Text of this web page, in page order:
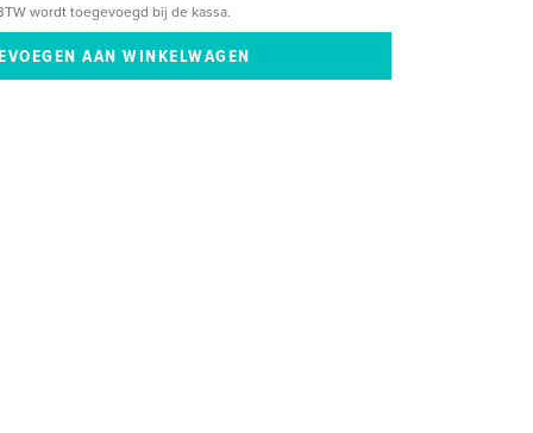
wordt toegevoegd bij de kassa.